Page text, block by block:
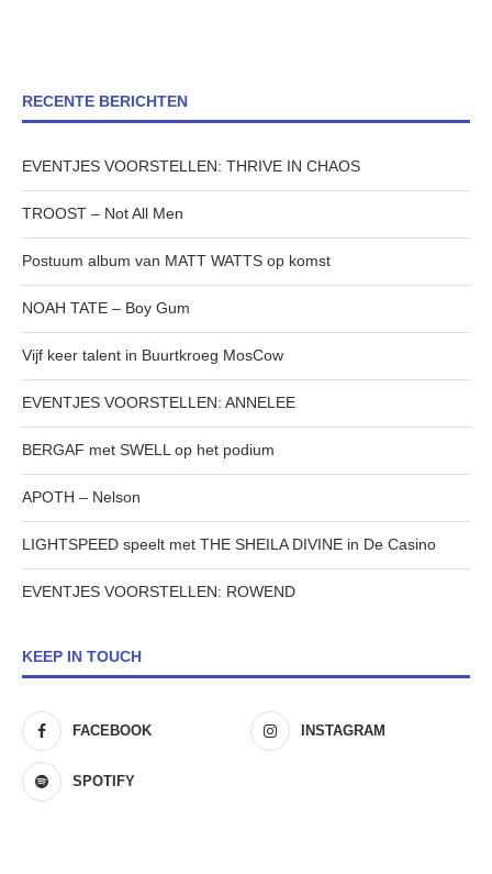
RECENTE BERICHTEN
EVENTJES VOORSTELLEN: THRIVE IN CHAOS
TROOST – Not All Men
Postuum album van MATT WATTS op komst
NOAH TATE – Boy Gum
Vijf keer talent in Buurtkroeg MosCow
EVENTJES VOORSTELLEN: ANNELEE
BERGAF met SWELL op het podium
APOTH – Nelson
LIGHTSPEED speelt met THE SHEILA DIVINE in De Casino
EVENTJES VOORSTELLEN: ROWEND
KEEP IN TOUCH
FACEBOOK INSTAGRAM
SPOTIFY